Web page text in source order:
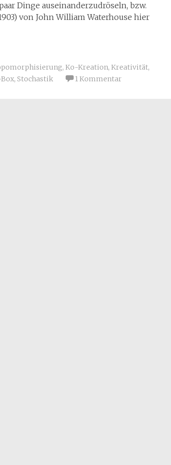
Dinge auseinanderzudröseln, bzw.
von John William Waterhouse hier
, Ko-Kreation, Kreativität,
, Stochastik 1 Kommentar